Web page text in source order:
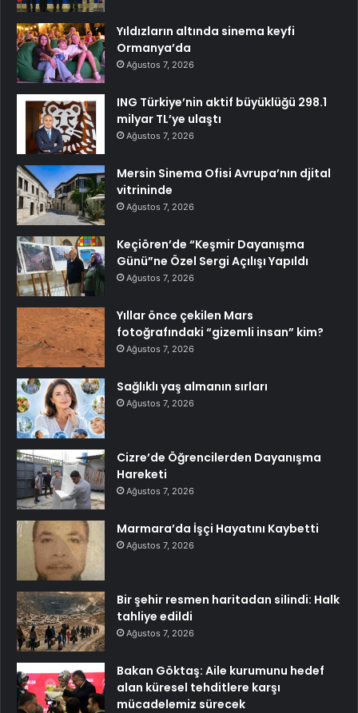
Yıldızların altında sinema keyfi
Ormanya’da
Ağustos 7, 2026
ING Türkiye’nin aktif büyüklüğü 298.1
milyar TL’ye ulaştı
Ağustos 7, 2026
Mersin Sinema Ofisi Avrupa’nın djital
vitrininde
Ağustos 7, 2026
Keçiören’de “Keşmir Dayanışma
Günü”ne Özel Sergi Açılışı Yapıldı
Ağustos 7, 2026
Yıllar önce çekilen Mars
fotoğrafındaki “gizemli insan” kim?
Ağustos 7, 2026
Sağlıklı yaş almanın sırları
Ağustos 7, 2026
Cizre’de Öğrencilerden Dayanışma
Hareketi
Ağustos 7, 2026
Marmara’da İşçi Hayatını Kaybetti
Ağustos 7, 2026
Bir şehir resmen haritadan silindi: Halk
tahliye edildi
Ağustos 7, 2026
Bakan Göktaş: Aile kurumunu hedef
alan küresel tehditlere karşı
mücadelemiz sürecek